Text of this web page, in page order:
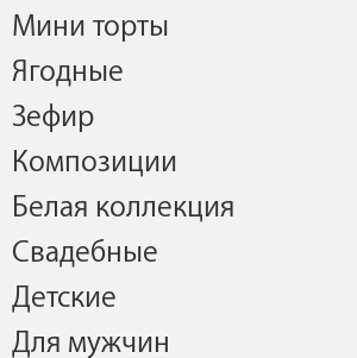
Мини торты
Ягодные
Зефир
Композиции
Белая коллекция
Свадебные
Детские
Для мужчин